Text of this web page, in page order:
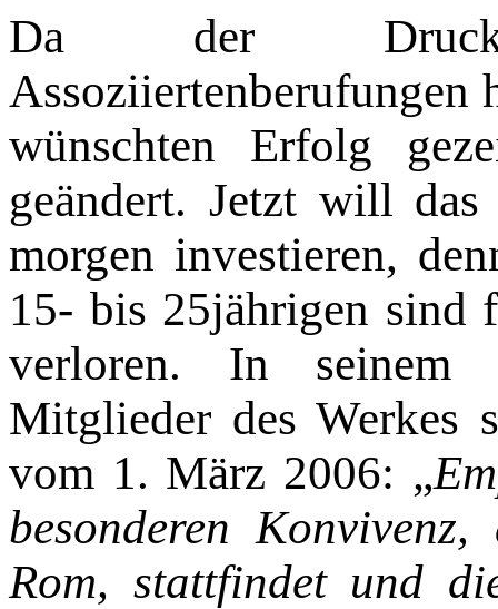
Da der
wünsch­ten Erfolg
geändert. Jetzt will
morgen investieren,
15- bis 25jährigen sind
verloren. In seinem
Mitglieder des Werkes
vom 1. März 2006: „
beson­de­ren
Rom, stattfindet und